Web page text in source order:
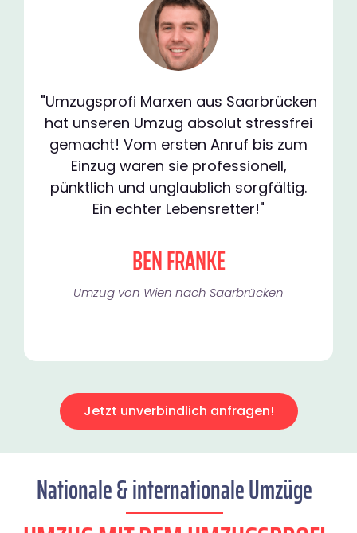
"Umzugsprofi Marxen aus Saarbrücken
hat unseren Umzug absolut stressfrei
gemacht! Vom ersten Anruf bis zum
Einzug waren sie professionell,
pünktlich und unglaublich sorgfältig.
Ein echter Lebensretter!"
BEN FRANKE
Umzug von Wien nach Saarbrücken
Jetzt unverbindlich anfragen!
Nationale & internationale Umzüge